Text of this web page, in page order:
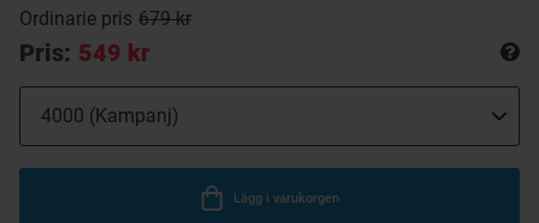
Ordinarie pris 679 kr
Pris: 549 kr
Lägg i varukorgen